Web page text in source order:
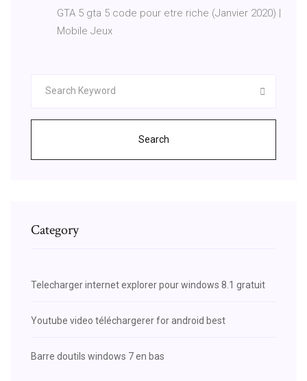
GTA 5 gta 5 code pour etre riche (Janvier 2020) |
Mobile Jeux
Search
Category
Telecharger internet explorer pour windows 8.1 gratuit
Youtube video téléchargerer for android best
Barre doutils windows 7 en bas